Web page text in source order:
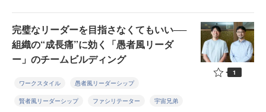
完璧なリーダーを目指さなくてもいい──
組織の“成長痛”に効く「愚者風リーダ
ー」のチームビルディング
ワークスタイル 愚者風リーダーシップ
賢者風リーダーシップ ファシリテーター 宇宙兄弟
1